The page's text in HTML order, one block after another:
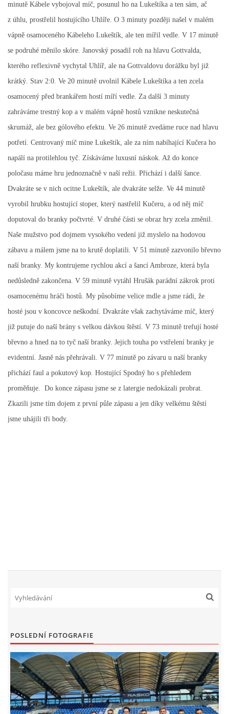
MLADŠÍ PŘÍPRAVKA R2014-2015
PODPORUJÍ NÁŠ KLUB
ARCHÍV
DOTACE
FKD, z.s.
Drnovice 704
ičo 27005305
minutě Kábele vybojoval míč, posunul ho na Lukeštíka a ten sám, ač
z úhlu, prostřelil hostujícího Uhlíře. O 3 minuty později našel v malém
vápně osamoceného Kábeleho Lukeštík, ale ten mířil vedle. V 17 minutě
se podruhé měnilo skóre. Janovský posadil roh na hlavu Gottvalda,
kterého reflexivně vychytal Uhlíř, ale na Gottvaldovu dorážku byl již
krátký. Stav 2:0. Ve 20 minutě uvolnil Kábele Lukeštíka a ten zcela
osamocený před brankářem hostí míří vedle. Za další 3 minuty
zahráváme trestný kop a v malém vápně hostů vznikne neskutečná
skrumáž, ale bez gólového efektu. Ve 26 minutě zvedáme ruce nad hlavu
potřetí. Centrovaný míč mine Lukeštík, ale za ním nabíhající Kučera ho
napálí na protilehlou tyč. Získáváme luxusní náskok. Až do konce
poločasu máme hru jednoznačně v naší režii. Přichází i další šance.
Dvakráte se v nich ocitne Lukeštík, ale dvakráte selže. Ve 44 minutě
vyrobil hrubku hostující stoper, který nastřelil Kučeru, a od něj míč
doputoval do branky počtvrté. V druhé části se obraz hry zcela změnil.
Naše mužstvo pod dojmem vysokého vedení již myslelo na hodovou
zábavu a málem jsme na to krutě doplatili. V 51 minutě zazvonilo břevno
naší branky. My kontrujeme rychlou akcí a šancí Ambroze, která byla
nedůsledně zakončena. V 59 minutě vytáhl Hrušák parádní zákrok proti
osamocenému hráči hostů. My působíme velice mdle a jsme rádi, že
hosté jsou v koncovce neškodní. Dvakráte však zachytáváme míč, který
již putuje do naší brány s velkou dávkou štěstí. V 73 minutě trefují hosté
břevno a hned na to tyč naší branky. Jejich touha po vstřelení branky je
evidentní. Jasně nás přehrávali. V 77 minutě po závaru u naší branky
přichází faul a pokutový kop. Hostující Spodný ho s přehledem
proměňuje. Do konce zápasu jsme se z latergie nedokázali probrat.
Zkazili jsme tím dojem z první půle zápasu a jen díky velkému štěstí
jsme uhájili tři body.
POSLEDNÍ FOTOGRAFIE